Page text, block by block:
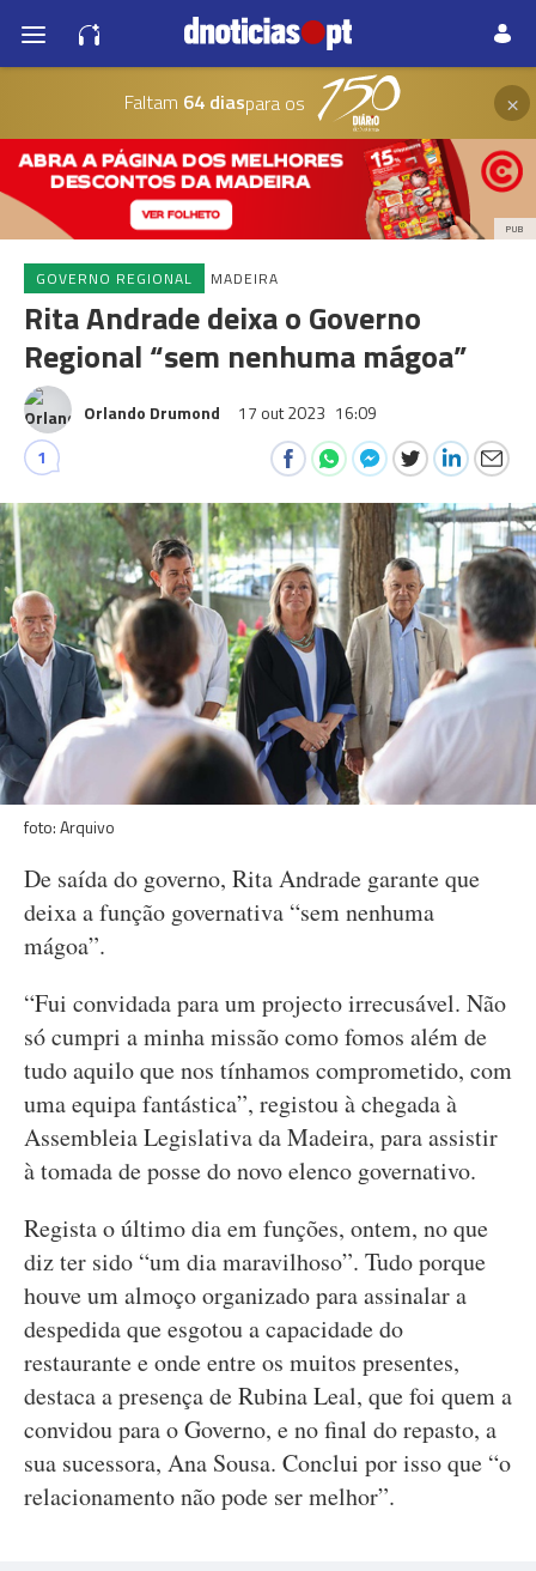
Faltam 64 diaspara os ×
PUB
GOVERNO REGIONAL MADEIRA
Rita Andrade deixa o Governo
Regional “sem nenhuma mágoa”
Orlando Drumond 17 out 2023 16:09
1
foto: Arquivo
De saída do governo, Rita Andrade garante que
deixa a função governativa “sem nenhuma
mágoa”.
“Fui convidada para um projecto irrecusável. Não
só cumpri a minha missão como fomos além de
tudo aquilo que nos tínhamos comprometido, com
uma equipa fantástica”, registou à chegada à
Assembleia Legislativa da Madeira, para assistir
à tomada de posse do novo elenco governativo.
Regista o último dia em funções, ontem, no que
diz ter sido “um dia maravilhoso”. Tudo porque
houve um almoço organizado para assinalar a
despedida que esgotou a capacidade do
restaurante e onde entre os muitos presentes,
destaca a presença de Rubina Leal, que foi quem a
convidou para o Governo, e no final do repasto, a
sua sucessora, Ana Sousa. Conclui por isso que “o
relacionamento não pode ser melhor”.